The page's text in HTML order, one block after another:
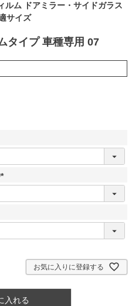
ルム ドアミラー・サイドガラス
サイズ
タイプ 車種専用 07
(
お気に入りに登録する
入れる